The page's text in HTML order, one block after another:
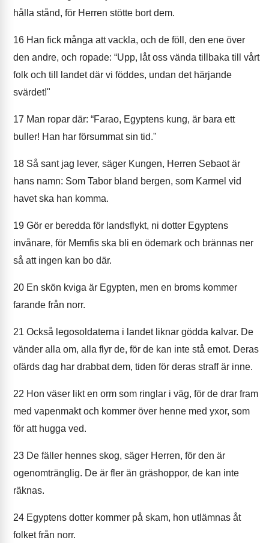
hålla stånd, för Herren stötte bort dem.
16 Han fick många att vackla, och de föll, den ene över
den andre, och ropade: “Upp, låt oss vända tillbaka till vårt
folk och till landet där vi föddes, undan det härjande
svärdet!"
17 Man ropar där: “Farao, Egyptens kung, är bara ett
buller! Han har försummat sin tid."
18 Så sant jag lever, säger Kungen, Herren Sebaot är
hans namn: Som Tabor bland bergen, som Karmel vid
havet ska han komma.
19 Gör er beredda för landsflykt, ni dotter Egyptens
invånare, för Memfis ska bli en ödemark och brännas ner
så att ingen kan bo där.
20 En skön kviga är Egypten, men en broms kommer
farande från norr.
21 Också legosoldaterna i landet liknar gödda kalvar. De
vänder alla om, alla flyr de, för de kan inte stå emot. Deras
ofärds dag har drabbat dem, tiden för deras straff är inne.
22 Hon väser likt en orm som ringlar i väg, för de drar fram
med vapenmakt och kommer över henne med yxor, som
för att hugga ved.
23 De fäller hennes skog, säger Herren, för den är
ogenomtränglig. De är fler än gräshoppor, de kan inte
räknas.
24 Egyptens dotter kommer på skam, hon utlämnas åt
folket från norr.